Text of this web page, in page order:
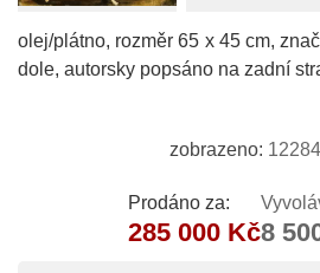
olej/plátno, rozměr 65 x 45 cm,
dole, autorsky popsáno na zadní
zobrazeno:
Prodáno za:
285 000 Kč8